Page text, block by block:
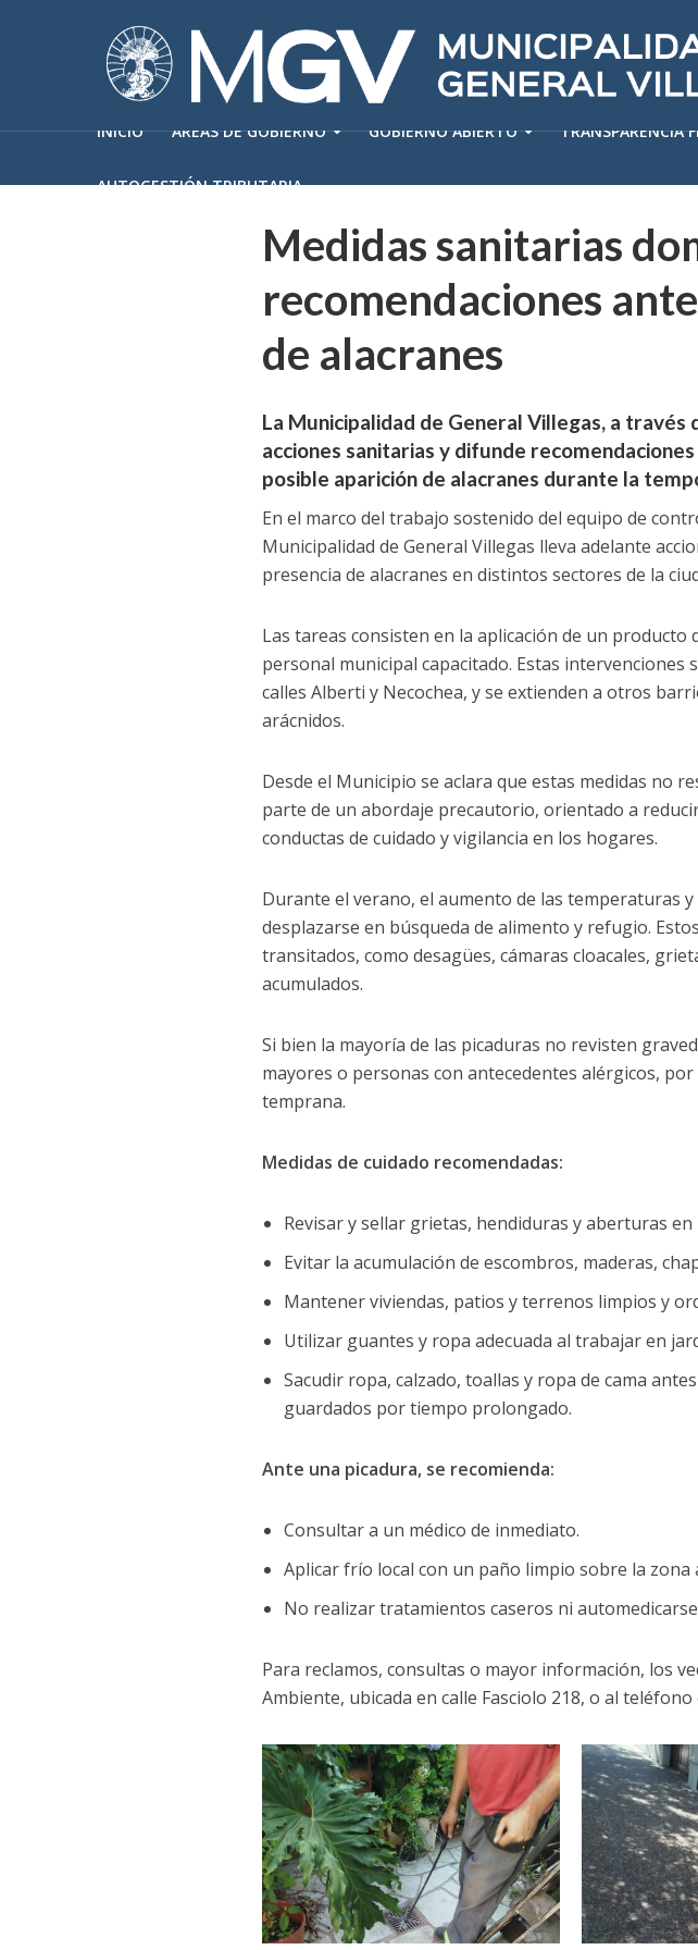
INICIO ÁREAS DE GOBIERNO GOBIERNO ABIERTO TRANSPARENCIA
AUTOGESTIÓN TRIBUTARIA
Medidas sanitarias
recomendaciones
de alacranes
La Municipalidad de General Villegas, a
acciones sanitarias y difunde
posible aparición de alacranes durante la
En el marco del trabajo sostenido del equipo de
Municipalidad de General Villegas lleva adelante
presencia de alacranes en distintos sectores de la
Las tareas consisten en la aplicación de un
personal municipal capacitado. Estas
calles Alberti y Necochea, y se extienden a otros
arácnidos.
Desde el Municipio se aclara que estas medidas no
parte de un abordaje precautorio, orientado a
conductas de cuidado y vigilancia en los hogares.
Durante el verano, el aumento de las temperaturas
desplazarse en búsqueda de alimento y refugio.
transitados, como desagües, cámaras cloacales,
acumulados.
Si bien la mayoría de las picaduras no revisten
mayores o personas con antecedentes alérgicos,
temprana.
Medidas de cuidado recomendadas:
Revisar y sellar grietas, hendiduras y aberturas
Evitar la acumulación de escombros, maderas,
Mantener viviendas, patios y terrenos limpios y
Utilizar guantes y ropa adecuada al trabajar en
Sacudir ropa, calzado, toallas y ropa de cama
guardados por tiempo prolongado.
Ante una picadura, se recomienda:
Consultar a un médico de inmediato.
Aplicar frío local con un paño limpio sobre la zona
No realizar tratamientos caseros ni
Para reclamos, consultas o mayor información, los
Ambiente, ubicada en calle Fasciolo 218, o al teléfono